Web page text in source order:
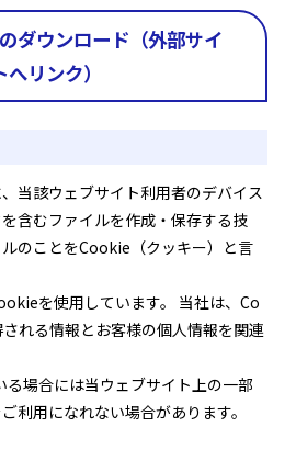
ダウンロード（外部サイ
へリンク）
当該ウェブサイト利用者のデバイス
含むファイルを作成・保存する技
のことをCookie（クッキー）と言
を使用しています。 当社は、Co
れる情報とお客様の個人情報を関連
場合には当ウェブサイト上の一部
利用になれない場合があります。